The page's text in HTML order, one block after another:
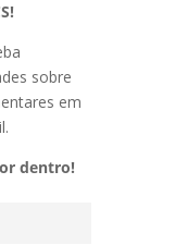
sobre
em
dentro!